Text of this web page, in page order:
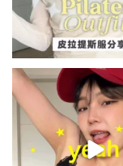
summer
夏日穿搭最需要
755